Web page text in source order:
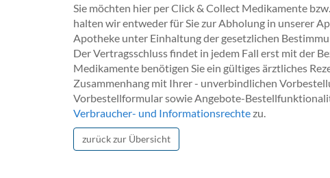
Sie möchten hier per Click & Collect Medikamente
halten wir entweder für Sie zur Abholung in unserer
Apotheke unter Einhaltung der gesetzlichen
Der Vertragsschluss findet in jedem Fall erst mit der
Medikamente benötigen Sie ein gültiges ärztliches
Zusammenhang mit Ihrer - unverbindlichen
Vorbestellformular sowie Angebote-
Verbraucher- und Informationsrechtezu.
zurück zur Übersicht